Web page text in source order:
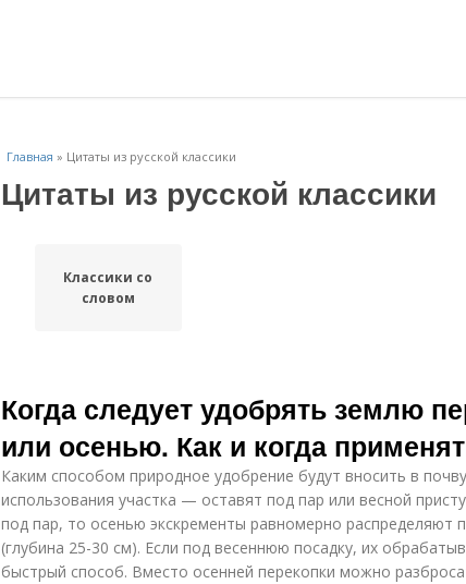
Главная » Цитаты из русской классики
Цитаты из русской классики
Классики со
словом
Когда следует удобрять землю
или осенью. Как и когда
Каким способом природное удобрение будут вносить в
использования участка — оставят под пар или весной
под пар, то осенью экскременты равномерно распределяют
(глубина 25-30 см). Если под весеннюю посадку, их
быстрый способ. Вместо осенней перекопки можно